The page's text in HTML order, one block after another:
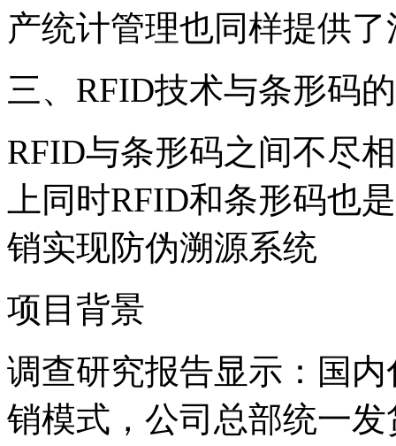
产统计管理也同样提供
三、RFID技术与条形码
RFID与条形码之间不尽
上同时RFID和条形码也
销实现防伪溯源系统
项目背景
调查研究报告显示：国
销模式，公司总部统一